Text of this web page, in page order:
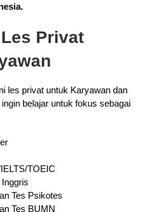
Privat
les privat untuk Karyawan dan
belajar untuk fokus sebagai
TOEIC
Tes Psikotes
Tes BUMN